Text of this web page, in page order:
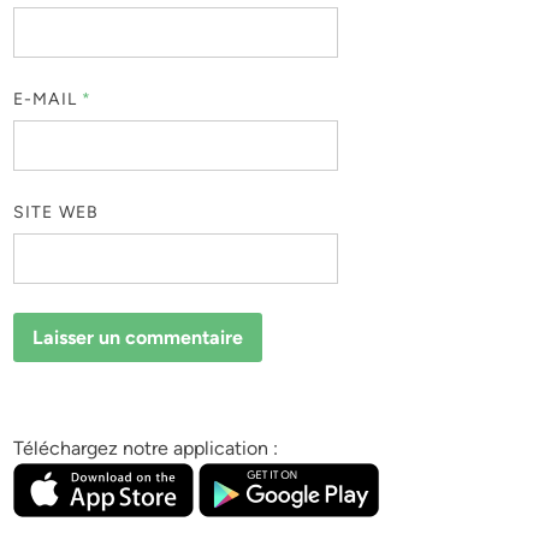
E-MAIL *
SITE WEB
Téléchargez notre application :